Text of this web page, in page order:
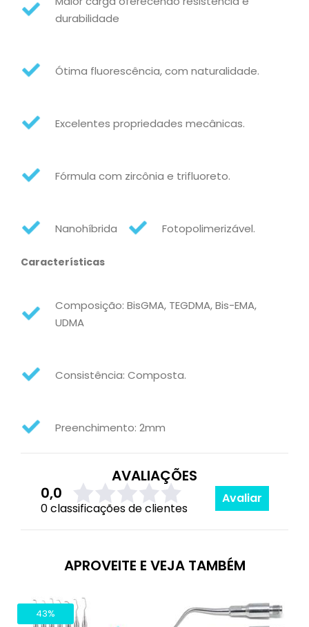
durabilidade
Ótima fluorescência, com naturalidade.
Excelentes propriedades mecânicas.
Fórmula com zircônia e trifluoreto.
Nanohíbrida Fotopolimerizável.
Características
Composição: BisGMA, TEGDMA, Bis-EMA,
UDMA
Consistência: Composta.
Preenchimento: 2mm
AVALIAÇÕES
0,0
0 classificações de clientes
Avaliar
APROVEITE E VEJA TAMBÉM
43%